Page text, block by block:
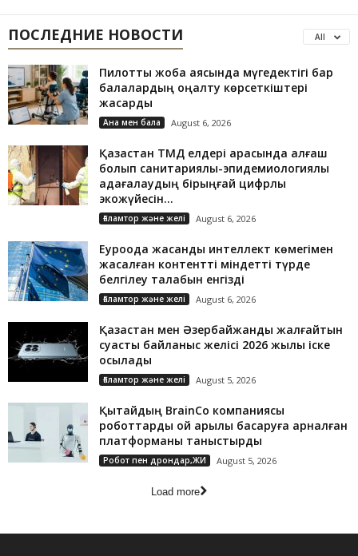
ПОСЛЕДНИЕ НОВОСТИ All
Пилоттық жоба аясында мүгедектігі бар
балалардың оңалту көрсеткіштері
жақсарды
Ана мен бала August 6, 2026
Қазақстан ТМД елдері арасында алғаш
болып санитариялық-эпидемиологиялық
қадағалаудың бірыңғай цифрлық
экожүйесін...
Ғаламтор және желі August 6, 2026
Еуроодақ жасанды интеллект көмегімен
жасалған контентті міндетті түрде
белгілеу талабын енгізді
Ғаламтор және желі August 6, 2026
Қазақстан мен Әзербайжанды жалғайтын
суасты байланыс желісі 2026 жылы іске
қосылады
Ғаламтор және желі August 5, 2026
Қытайдың BrainCo компаниясы
роботтарды ой арқылы басқаруға арналған
платформаны таныстырды
Робот пен дрондар,ЖИ August 5, 2026
Load more